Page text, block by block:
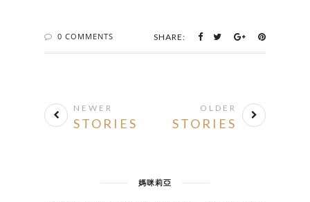
0 COMMENTS SHARE:
NEWER
STORIES
OLDER
STORIES
媽咪莉亞